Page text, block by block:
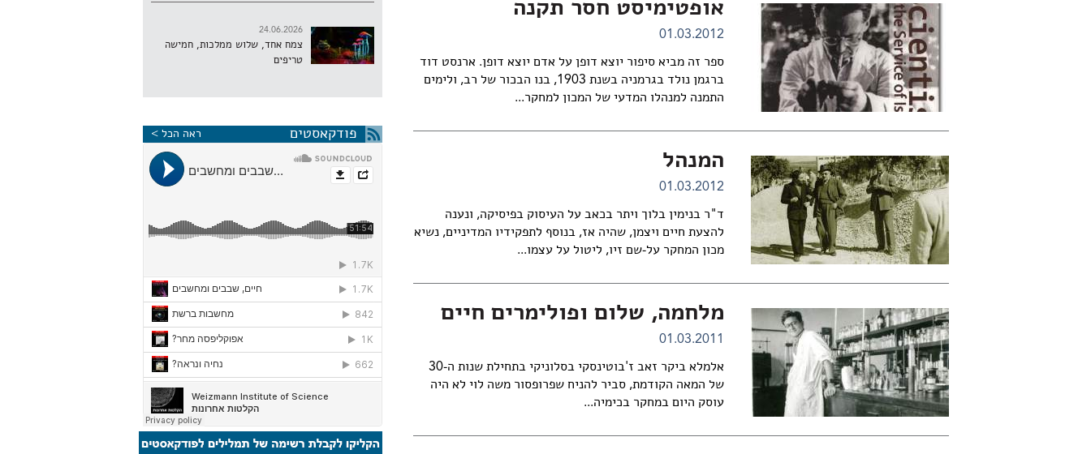
אופטימיסט חסר תקנה
01.03.2012
ספר זה מביא סיפור יוצא דופן על אדם יוצא דופן. ארנסט דוד
ברגמן נולד בגרמניה בשנת 1903, בנו הבכור של רב, ולימים
התמנה למנהלו המדעי של המכון למחקר...
המנהל
01.03.2012
ד"ר בנימין בלוך ויתר בכאב על העיסוק בפיסיקה, ונענה
להצעת חיים ויצמן, שהיה אז, בנוסף לתפקידיו המדיניים, נשיא
מכון המחקר על-שם זיו, ליטול על עצמו...
מלחמה, שלום ופולימרים חיים
01.03.2011
אלמלא ביקר זאב ז'בוטינסקי בסלוניקי בתחילת שנות ה-30
של המאה הקודמת, סביר להניח שפרופסור משה לוי לא היה
עוסק היום במחקר בכימיה...
24.06.2026
צמח אחד, שלוש ממלכות, חמישה
טריפים
פודקאסטים ראה הכל >